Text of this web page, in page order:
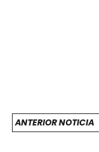
ANTERIOR NOTICIA